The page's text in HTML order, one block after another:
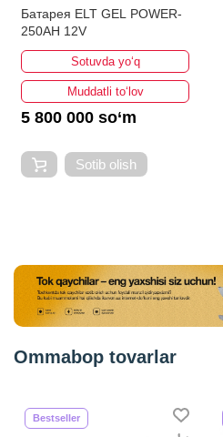
Батарея ELT GEL POWER-
250AH 12V
Sotuvda yo‘q
Muddatli to‘lov
5 800 000 so‘m
Sotib olish
Ommabop tovarlar
Bestseller